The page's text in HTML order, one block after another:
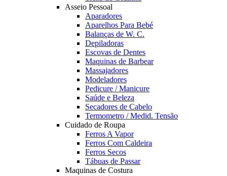
Asseio Pessoal
Aparadores
Aparelhos Para Bebé
Balanças de W. C.
Depiladoras
Escovas de Dentes
Maquinas de Barbear
Massajadores
Modeladores
Pedicure / Manicure
Saúde e Beleza
Secadores de Cabelo
Termometro / Medid. Tensão
Cuidado de Roupa
Ferros A Vapor
Ferros Com Caldeira
Ferros Secos
Tábuas de Passar
Maquinas de Costura